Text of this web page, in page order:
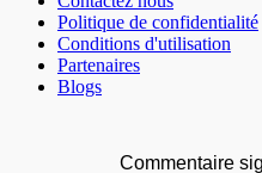
Politique de confidentialité
Conditions d'utilisation
Partenaires
Blogs
Commentaire